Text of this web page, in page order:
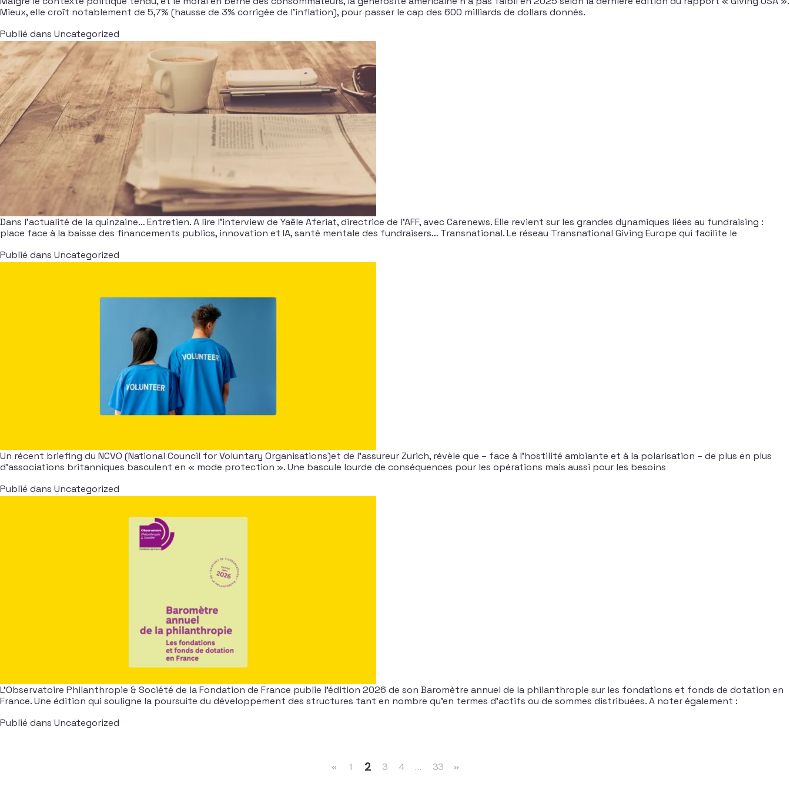
Mieux, elle croît notablement de 5,7% (hausse de 3% corrigée de l’inflation), pour passer le cap des 600 milliards de dollars donnés.
Publié dans Uncategorized
Dans l’actualité de la quinzaine… Entretien. A lire l’interview de Yaële Aferiat, directrice de l’AFF, avec Carenews. Elle revient sur les grandes dynamiques liées au fundraising :
place face à la baisse des financements publics, innovation et IA, santé mentale des fundraisers… Transnational. Le réseau Transnational Giving Europe qui facilite le
Publié dans Uncategorized
Un récent briefing du NCVO (National Council for Voluntary Organisations)et de l’assureur Zurich, révèle que – face à l’hostilité ambiante et à la polarisation – de plus en plus
d’associations britanniques basculent en « mode protection ». Une bascule lourde de conséquences pour les opérations mais aussi pour les besoins
Publié dans Uncategorized
L’Observatoire Philanthropie & Société de la Fondation de France publie l’édition 2026 de son Baromètre annuel de la philanthropie sur les fondations et fonds de dotation en
France. Une édition qui souligne la poursuite du développement des structures tant en nombre qu’en termes d’actifs ou de sommes distribuées. A noter également :
Publié dans Uncategorized
« 1 2 3 4 … 33 »